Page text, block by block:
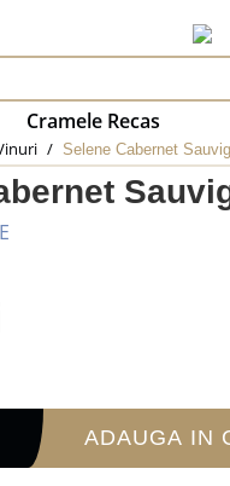
Cramele Recas
/ Selene Cabernet
ADAUGA IN